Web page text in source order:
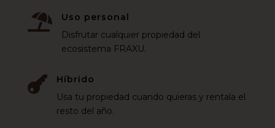

Uso personal
Disfrutar cualquier propiedad del
ecosistema FRAXU.

Híbrido
Usa tu propiedad cuando quieras y rentala el
resto del año.